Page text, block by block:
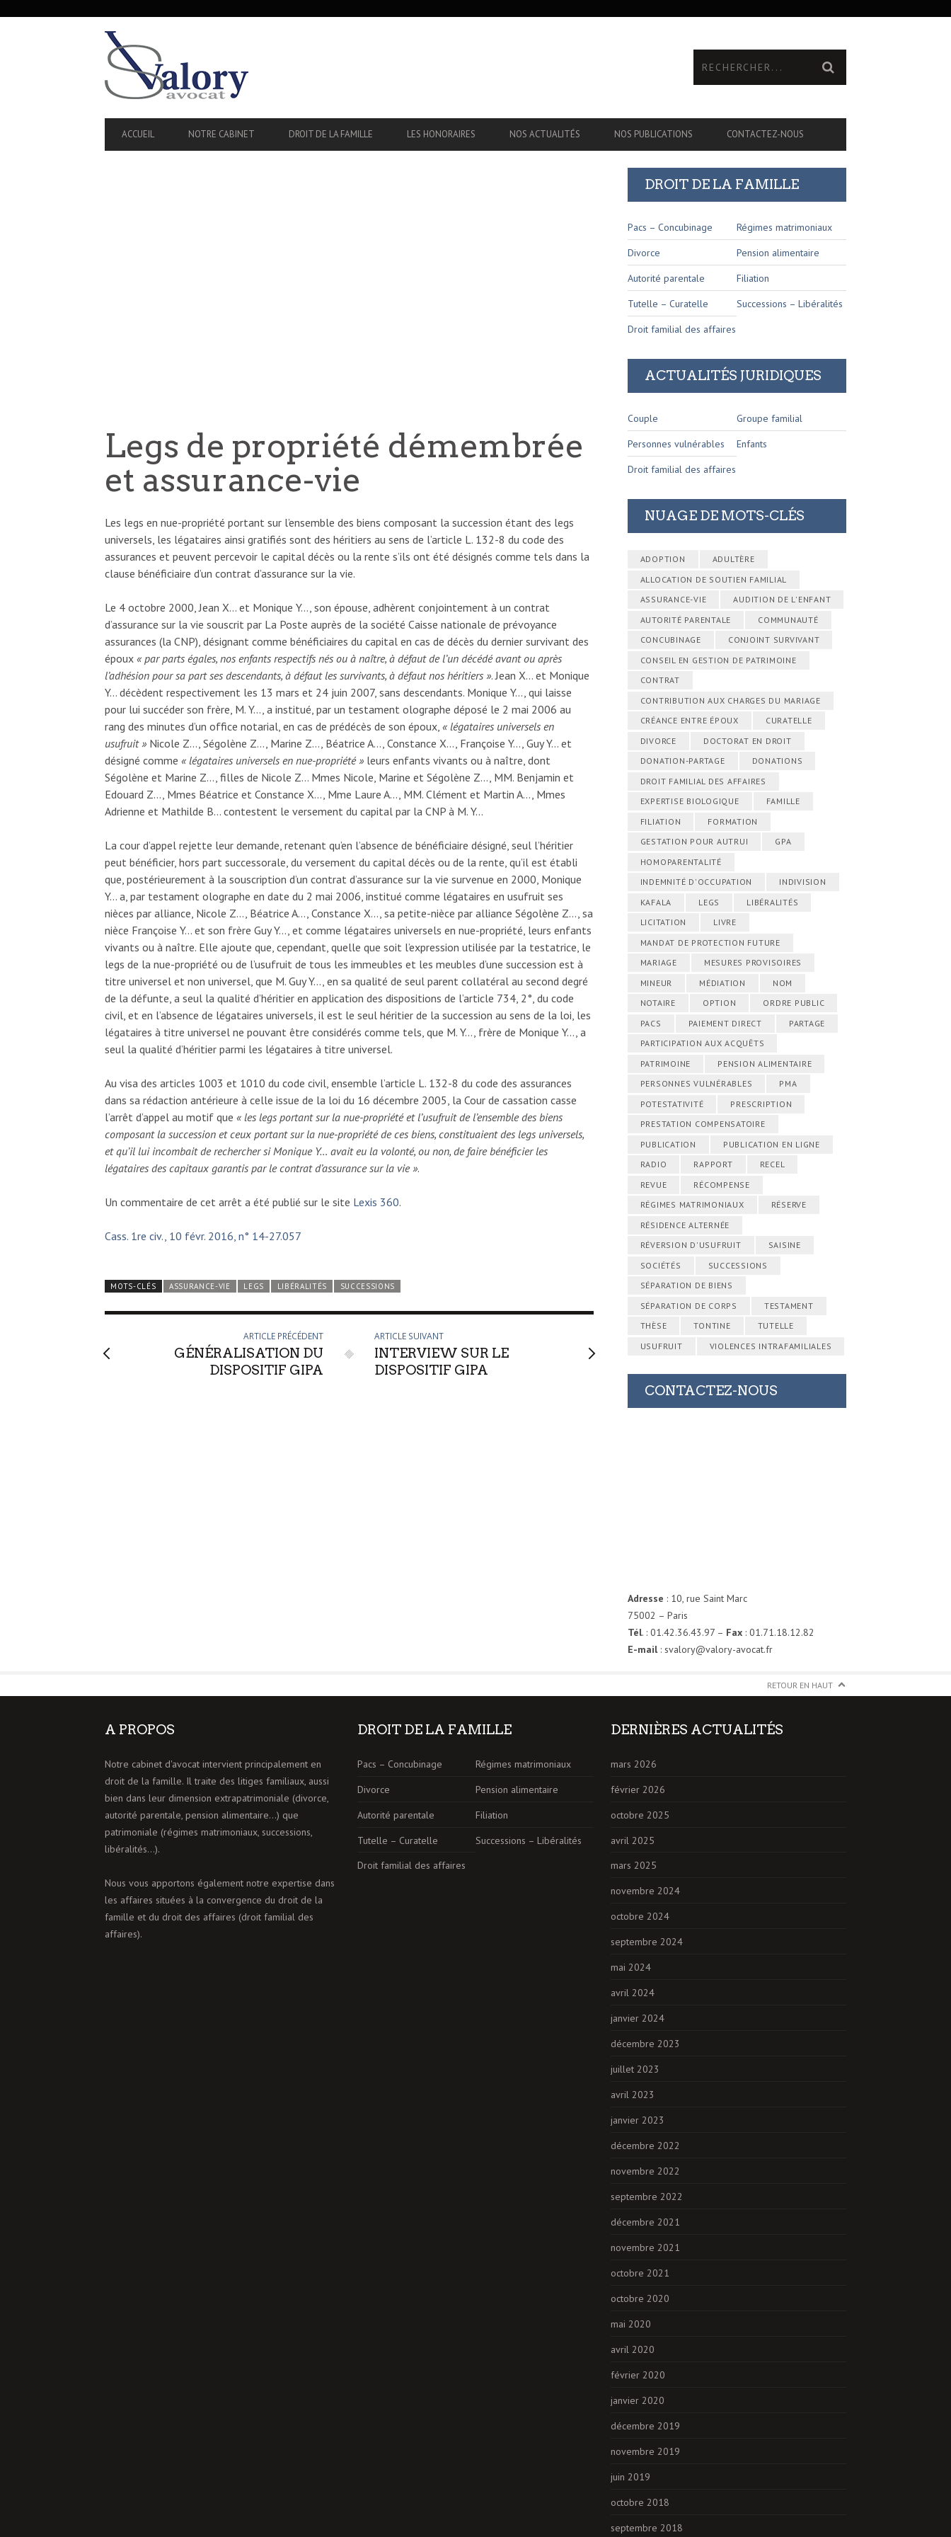
PRIMARY
NAVIGATION
ACCUEIL NOTRE CABINET DROIT DE LA FAMILLE LES HONORAIRES NOS ACTUALITÉS NOS PUBLICATIONS CONTACTEZ-NOUS
Legs de propriété démembrée
et assurance-vie
Les legs en nue-propriété portant sur l’ensemble des biens composant la succession étant des legs
universels, les légataires ainsi gratifiés sont des héritiers au sens de l’article L. 132-8 du code des
assurances et peuvent percevoir le capital décès ou la rente s’ils ont été désignés comme tels dans la
clause bénéficiaire d’un contrat d’assurance sur la vie.
Le 4 octobre 2000, Jean X… et Monique Y…, son épouse, adhèrent conjointement à un contrat
d’assurance sur la vie souscrit par La Poste auprès de la société Caisse nationale de prévoyance
assurances (la CNP), désignant comme bénéficiaires du capital en cas de décès du dernier survivant des
époux « par parts égales, nos enfants respectifs nés ou à naître, à défaut de l’un décédé avant ou après
l’adhésion pour sa part ses descendants, à défaut les survivants, à défaut nos héritiers ». Jean X… et Monique
Y… décèdent respectivement les 13 mars et 24 juin 2007, sans descendants. Monique Y…, qui laisse
pour lui succéder son frère, M. Y…, a institué, par un testament olographe déposé le 2 mai 2006 au
rang des minutes d’un office notarial, en cas de prédécès de son époux, « légataires universels en
usufruit » Nicole Z…, Ségolène Z…, Marine Z…, Béatrice A…, Constance X…, Françoise Y…, Guy Y… et
désigné comme « légataires universels en nue-propriété » leurs enfants vivants ou à naître, dont
Ségolène et Marine Z…, filles de Nicole Z… Mmes Nicole, Marine et Ségolène Z…, MM. Benjamin et
Edouard Z…, Mmes Béatrice et Constance X…, Mme Laure A…, MM. Clément et Martin A…, Mmes
Adrienne et Mathilde B… contestent le versement du capital par la CNP à M. Y…
La cour d’appel rejette leur demande, retenant qu’en l’absence de bénéficiaire désigné, seul l’héritier
peut bénéficier, hors part successorale, du versement du capital décès ou de la rente, qu’il est établi
que, postérieurement à la souscription d’un contrat d’assurance sur la vie survenue en 2000, Monique
Y… a, par testament olographe en date du 2 mai 2006, institué comme légataires en usufruit ses
nièces par alliance, Nicole Z…, Béatrice A…, Constance X…, sa petite-nièce par alliance Ségolène Z…, sa
nièce Françoise Y… et son frère Guy Y…, et comme légataires universels en nue-propriété, leurs enfants
vivants ou à naître. Elle ajoute que, cependant, quelle que soit l’expression utilisée par la testatrice, le
legs de la nue-propriété ou de l’usufruit de tous les immeubles et les meubles d’une succession est à
titre universel et non universel, que M. Guy Y…, en sa qualité de seul parent collatéral au second degré
de la défunte, a seul la qualité d’héritier en application des dispositions de l’article 734, 2°, du code
civil, et en l’absence de légataires universels, il est le seul héritier de la succession au sens de la loi, les
légataires à titre universel ne pouvant être considérés comme tels, que M. Y…, frère de Monique Y…, a
seul la qualité d’héritier parmi les légataires à titre universel.
Au visa des articles 1003 et 1010 du code civil, ensemble l’article L. 132-8 du code des assurances
dans sa rédaction antérieure à celle issue de la loi du 16 décembre 2005, la Cour de cassation casse
l’arrêt d’appel au motif que « les legs portant sur la nue-propriété et l’usufruit de l’ensemble des biens
composant la succession et ceux portant sur la nue-propriété de ces biens, constituaient des legs universels,
et qu’il lui incombait de rechercher si Monique Y… avait eu la volonté, ou non, de faire bénéficier les
légataires des capitaux garantis par le contrat d’assurance sur la vie ».
Un commentaire de cet arrêt a été publié sur le site Lexis 360.
Cass. 1re civ., 10 févr. 2016, n° 14-27.057
MOTS-CLÉS ASSURANCE-VIE LEGS LIBÉRALITÉS SUCCESSIONS
ARTICLE PRÉCÉDENT
GÉNÉRALISATION DU
DISPOSITIF GIPA
ARTICLE SUIVANT
INTERVIEW SUR LE
DISPOSITIF GIPA
DROIT DE LA FAMILLE
Pacs – Concubinage
Régimes matrimoniaux
Divorce
Pension alimentaire
Autorité parentale
Filiation
Tutelle – Curatelle
Successions – Libéralités
Droit familial des affaires
ACTUALITÉS JURIDIQUES
Couple
Groupe familial
Personnes vulnérables
Enfants
Droit familial des affaires
NUAGE DE MOTS-CLÉS
ADOPTION
ADULTÈRE
ALLOCATION DE SOUTIEN FAMILIAL
ASSURANCE-VIE
AUDITION DE L'ENFANT
AUTORITÉ PARENTALE
COMMUNAUTÉ
CONCUBINAGE
CONJOINT SURVIVANT
CONSEIL EN GESTION DE PATRIMOINE
CONTRAT
CONTRIBUTION AUX CHARGES DU MARIAGE
CRÉANCE ENTRE ÉPOUX
CURATELLE
DIVORCE
DOCTORAT EN DROIT
DONATION-PARTAGE
DONATIONS
DROIT FAMILIAL DES AFFAIRES
EXPERTISE BIOLOGIQUE
FAMILLE
FILIATION
FORMATION
GESTATION POUR AUTRUI
GPA
HOMOPARENTALITÉ
INDEMNITÉ D'OCCUPATION
INDIVISION
KAFALA
LEGS
LIBÉRALITÉS
LICITATION
LIVRE
MANDAT DE PROTECTION FUTURE
MARIAGE
MESURES PROVISOIRES
MINEUR
MÉDIATION
NOM
NOTAIRE
OPTION
ORDRE PUBLIC
PACS
PAIEMENT DIRECT
PARTAGE
PARTICIPATION AUX ACQUÊTS
PATRIMOINE
PENSION ALIMENTAIRE
PERSONNES VULNÉRABLES
PMA
POTESTATIVITÉ
PRESCRIPTION
PRESTATION COMPENSATOIRE
PUBLICATION
PUBLICATION EN LIGNE
RADIO
RAPPORT
RECEL
REVUE
RÉCOMPENSE
RÉGIMES MATRIMONIAUX
RÉSERVE
RÉSIDENCE ALTERNÉE
RÉVERSION D'USUFRUIT
SAISINE
SOCIÉTÉS
SUCCESSIONS
SÉPARATION DE BIENS
SÉPARATION DE CORPS
TESTAMENT
THÈSE
TONTINE
TUTELLE
USUFRUIT
VIOLENCES INTRAFAMILIALES
CONTACTEZ-NOUS
Adresse : 10, rue Saint Marc
75002 – Paris
Tél. : 01.42.36.43.97 – Fax: 01.71.18.12.82
E-mail: svalory@valory-avocat.fr
RETOUR EN HAUT
A PROPOS
Notre cabinet d'avocat intervient principalement en
droit de la famille. Il traite des litiges familiaux, aussi
bien dans leur dimension extrapatrimoniale (divorce,
autorité parentale, pension alimentaire…) que
patrimoniale (régimes matrimoniaux, successions,
libéralités…).
Nous vous apportons également notre expertise dans
les affaires situées à la convergence du droit de la
famille et du droit des affaires (droit familial des
affaires).
DROIT DE LA FAMILLE
Pacs – Concubinage
Régimes matrimoniaux
Divorce
Pension alimentaire
Autorité parentale
Filiation
Tutelle – Curatelle
Successions – Libéralités
Droit familial des affaires
DERNIÈRES ACTUALITÉS
mars 2026
février 2026
octobre 2025
avril 2025
mars 2025
novembre 2024
octobre 2024
septembre 2024
mai 2024
avril 2024
janvier 2024
décembre 2023
juillet 2023
avril 2023
janvier 2023
décembre 2022
novembre 2022
septembre 2022
décembre 2021
novembre 2021
octobre 2021
octobre 2020
mai 2020
avril 2020
février 2020
janvier 2020
décembre 2019
novembre 2019
juin 2019
octobre 2018
septembre 2018